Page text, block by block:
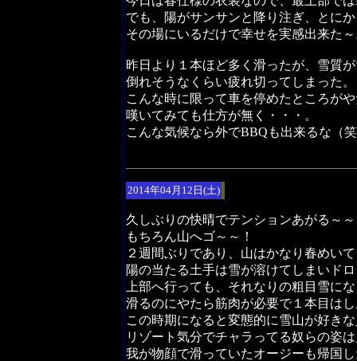
でも、陽がサンサンと降り注ぎ、とに
その場にいるだけで幸せを実感出来た
昨日より１本ほど多く滑ったが、雪質
倒れそうなくらい疲れ切ってしまった。
こんな時に限って車を停めたところが
嘆いてみても仕方が無く・・・。
こんな気候なら外でBBQも出来るな（
2014年04月12日(土)
久しぶりの快晴でテンションあがる～
もちろん山へゴ～～！
２週間ぶりであり、山はかなり春めい
陽の当たる土手は雪が溶けてしまいド
上部へ行っても、それなりの粗目雪に
滑るのにやたら筋肉が必要で１本目は
この時期になると変態的に雪山が好き
リゾート気分でチャラってる奴らの姿
我が物顔で滑っていたオージーも帰国